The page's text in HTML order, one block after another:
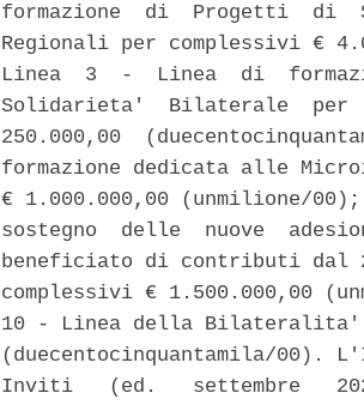
formazione  di  Progetti  di
Regionali per complessivi €
Linea  3  -  Linea  di
Solidarieta'  Bilaterale
250.000,00
formazione dedicata alle
€ 1.000.000,00 (unmilione/
sostegno  delle  nuove
beneficiato di contributi
complessivi € 1.500.000,00
10 - Linea della Bilateralita'
(duecentocinquantamila/00).
Inviti   (ed.   settembre